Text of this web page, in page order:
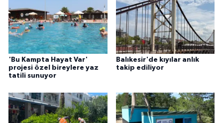
'Bu Kampta Hayat Var'
projesi özel bireylere yaz
tatili sunuyor
Balıkesir'de kıyılar anlık
takip ediliyor